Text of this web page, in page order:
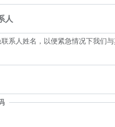
人
系人姓名，以便紧急情况下我们